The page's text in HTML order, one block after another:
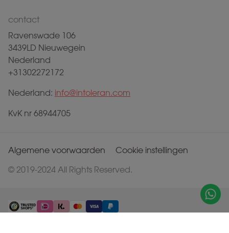
contact
Ravenswade 106
3439LD Nieuwegein
Nederland
+31302272172
Nederland: info@intoleran.com
KvK nr 68944705
© 2019-2024 All Rights Reserved.
Algemene voorwaarden Cookie instellingen